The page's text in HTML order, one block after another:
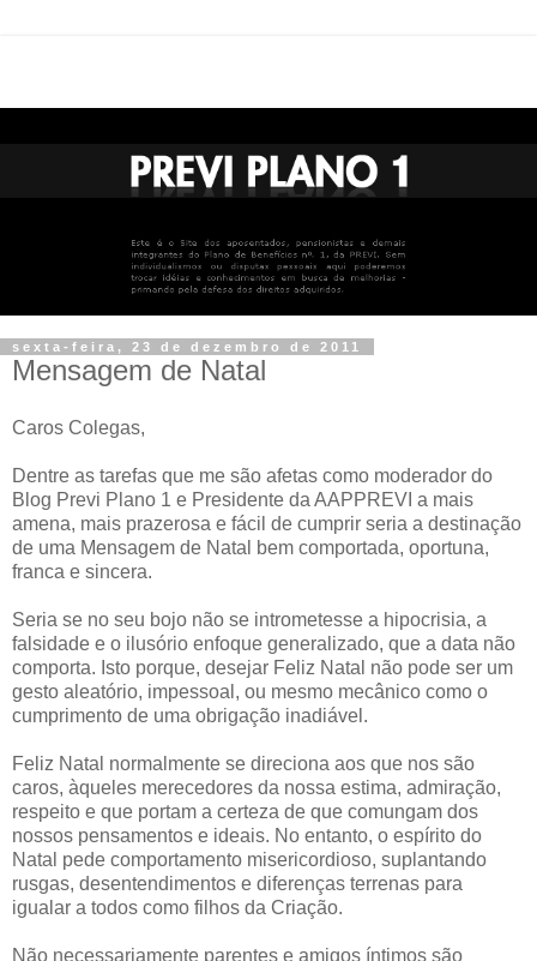
sexta-feira, 23 de dezembro de 2011
Mensagem de Natal
Caros Colegas,
Dentre as tarefas que me são afetas como moderador do
Blog Previ Plano 1 e Presidente da AAPPREVI a mais
amena, mais prazerosa e fácil de cumprir seria a destinação
de uma Mensagem de Natal bem comportada, oportuna,
franca e sincera.
Seria se no seu bojo não se intrometesse a hipocrisia, a
falsidade e o ilusório enfoque generalizado, que a data não
comporta. Isto porque, desejar Feliz Natal não pode ser um
gesto aleatório, impessoal, ou mesmo mecânico como o
cumprimento de uma obrigação inadiável.
Feliz Natal normalmente se direciona aos que nos são
caros, àqueles merecedores da nossa estima, admiração,
respeito e que portam a certeza de que comungam dos
nossos pensamentos e ideais. No entanto, o espírito do
Natal pede comportamento misericordioso, suplantando
rusgas, desentendimentos e diferenças terrenas para
igualar a todos como filhos da Criação.
Não necessariamente parentes e amigos íntimos são